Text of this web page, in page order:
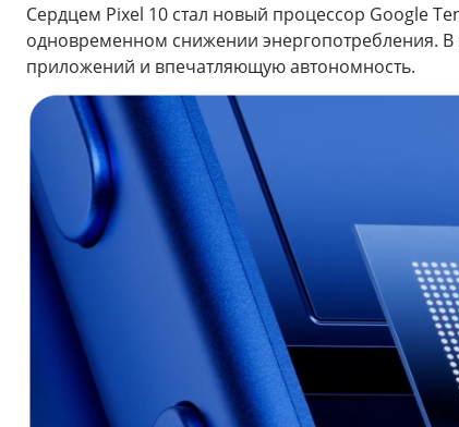
Сердцем Pixel 10 стал новый процессор Google
одновременном снижении энергопотребления.
приложений и впечатляющую автономность.